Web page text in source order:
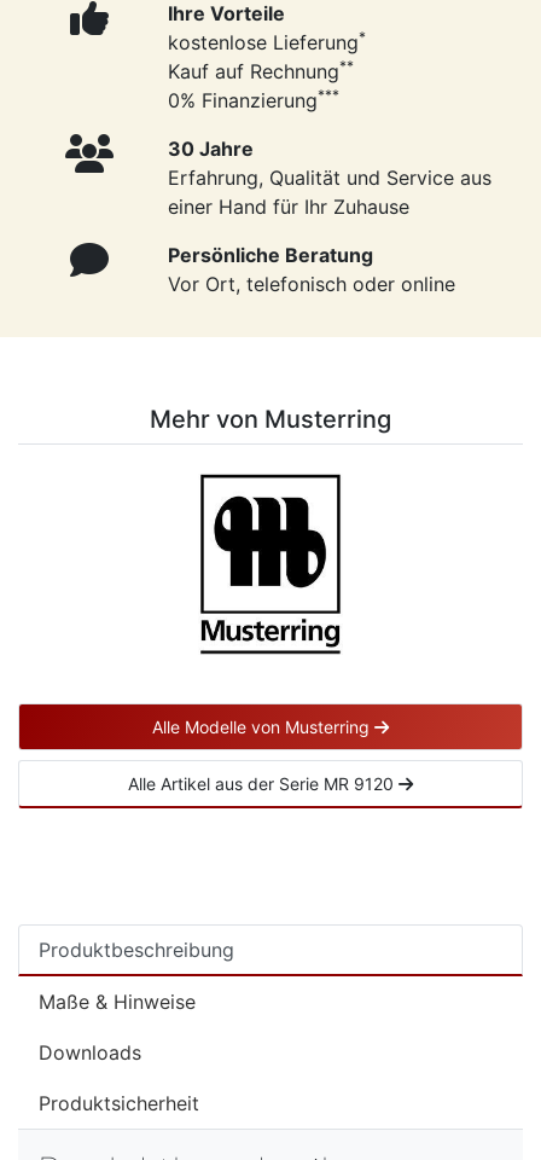
Ihre Vorteile
kostenlose Lieferung*
Kauf auf Rechnung**
0% Finanzierung***
30 Jahre
Erfahrung, Qualität und Service aus
einer Hand für Ihr Zuhause
Persönliche Beratung
Vor Ort, telefonisch oder online
Mehr von Musterring
Alle Modelle von Musterring
Alle Artikel aus der Serie MR 9120
Produktbeschreibung
Maße & Hinweise
Downloads
Produktsicherheit